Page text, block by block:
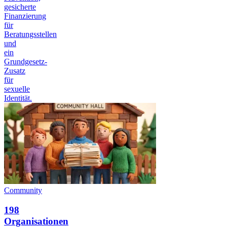
gesicherte
Finanzierung
für
Beratungsstellen
und
ein
Grundgesetz-
Zusatz
für
sexuelle
Identität.
Community
198
Organisationen